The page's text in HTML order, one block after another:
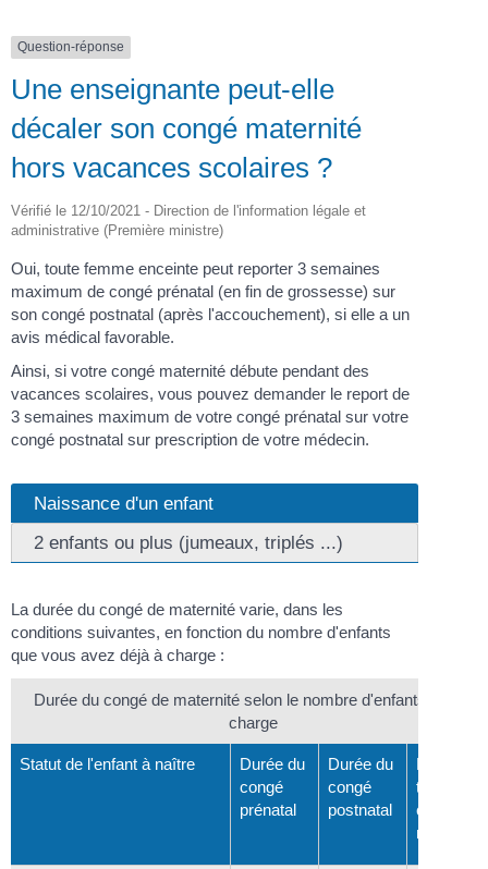
Question-réponse
Une enseignante peut-elle
décaler son congé maternité
hors vacances scolaires ?
Vérifié le 12/10/2021 - Direction de l'information légale et
administrative (Première ministre)
Oui, toute femme enceinte peut reporter 3 semaines
maximum de congé prénatal (en fin de grossesse) sur
son congé postnatal (après l'accouchement), si elle a un
avis médical favorable.
Ainsi, si votre congé maternité débute pendant des
vacances scolaires, vous pouvez demander le report de
3 semaines maximum de votre congé prénatal sur votre
congé postnatal sur prescription de votre médecin.
Naissance d'un enfant
2 enfants ou plus (jumeaux, triplés ...)
La durée du congé de maternité varie, dans les
conditions suivantes, en fonction du nombre d'enfants
que vous avez déjà à charge :
Durée du congé de maternité selon le nombre d'enfants déjà à
charge
Statut de l'enfant à naître
Durée du
congé
prénatal
Durée du
congé
postnatal
Durée
totale du
congé de
maternité